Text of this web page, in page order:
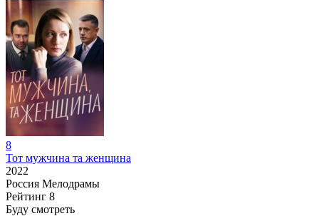
8
Тот мужчина та женщина
2022
Россия Мелодрамы
Рейтинг 8
Буду смотреть